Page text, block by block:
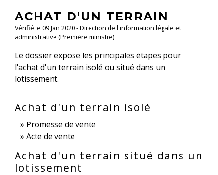
ACHAT D'UN TERRAIN
Vérifié le 09 Jan 2020 - Direction de l'information légale et
administrative (Première ministre)
Le dossier expose les principales étapes pour
l'achat d'un terrain isolé ou situé dans un
lotissement.
Achat d'un terrain isolé
Promesse de vente
Acte de vente
Achat d'un terrain situé dans un
lotissement